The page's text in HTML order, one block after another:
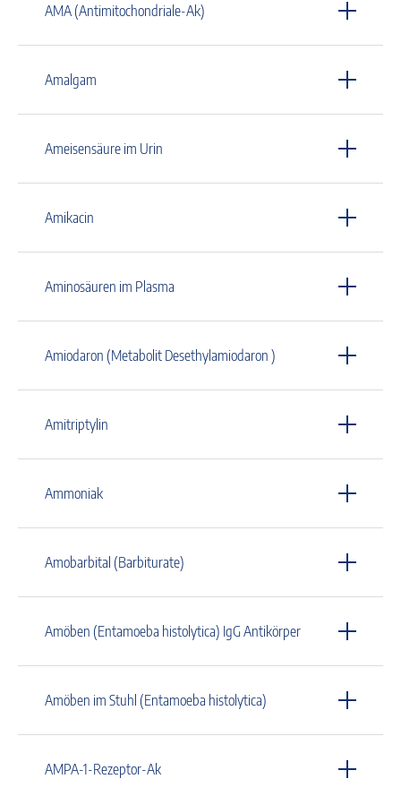
AMA (Antimitochondriale-Ak)
Amalgam
Ameisensäure im Urin
Amikacin
Aminosäuren im Plasma
Amiodaron (Metabolit Desethylamiodaron )
Amitriptylin
Ammoniak
Amobarbital (Barbiturate)
Amöben (Entamoeba histolytica) IgG Antikörper
Amöben im Stuhl (Entamoeba histolytica)
AMPA-1-Rezeptor-Ak